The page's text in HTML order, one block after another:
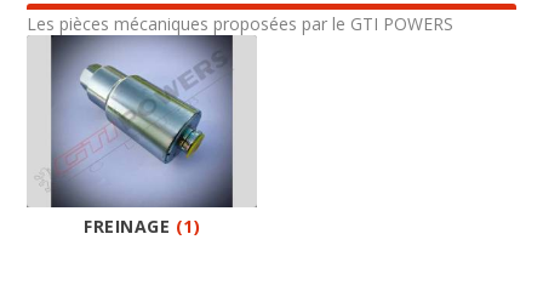
Les pièces mécaniques proposées par le GTI POWERS
FREINAGE (1)